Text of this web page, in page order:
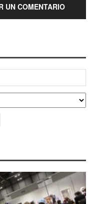
UN COMENTARIO